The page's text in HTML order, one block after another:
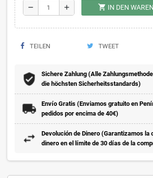
remove add shopping_cart IN DEN
TEILEN TWEET
Sichere Zahlung (Alle
die höchsten Sicherheitsstandards)
Envío Gratis (Enviamos gratuito en
pedidos por encima de 40€)
Devolución de Dinero (Garantizamos la
dinero en el límite de 30 días de la